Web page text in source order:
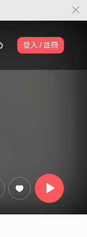
登入 / 註冊